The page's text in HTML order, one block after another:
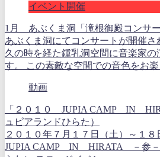
イベント開催
1月 あぶくま洞「滝根御殿コンサ
あぶくま洞にてコンサートが開催さ
久の時を経た鍾乳洞空間に音楽家の
す。 この素敵な空間での音色をお楽
動画
「２０１０ JUPIA CAMP IN
ュピアランドひらた）
２０１０年７月１７日（土）～１
JUPIA CAMP IN HIRATA －参－